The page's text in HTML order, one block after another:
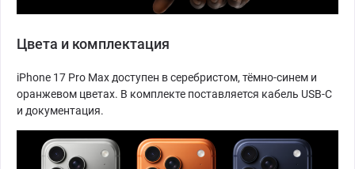
Цвета и комплектация
iPhone 17 Pro Max доступен в серебристом, тёмно-синем и
оранжевом цветах. В комплекте поставляется кабель USB-C
и документация.